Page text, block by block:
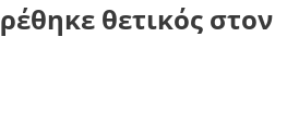
θετικός στον